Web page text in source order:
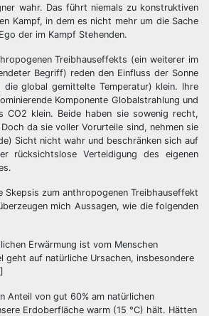
wahr. Das führt niemals zu konstruktiven
Kampf, in dem es nicht mehr um die Sache
der im Kampf Stehenden.
Treibhauseffekts (ein weiterer im
Begriff) reden den Einfluss der Sonne
die global gemittelte Temperatur) klein. Ihre
Komponente Globalstrahlung und
CO2 klein. Beide haben sie sowenig recht,
da sie voller Vorurteile sind, nehmen sie
Sicht nicht wahr und beschränken sich auf
rücksichtslose Verteidigung des eigenen
Skepsis zum anthropogenen Treibhauseffekt
mich Aussagen, wie die folgenden
Erwärmung ist vom Menschen
geht auf natürliche Ursachen, insbesondere
Anteil von gut 60% am natürlichen
Erdoberfläche warm (15 °C) hält. Hätten